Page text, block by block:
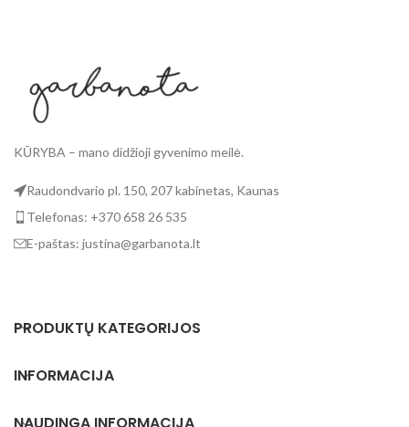
KŪRYBA – mano didžioji gyvenimo meilė.
Raudondvario pl. 150, 207 kabinetas, Kaunas
Telefonas: +370 658 26 535
E-paštas: justina@garbanota.lt
PRODUKTŲ KATEGORIJOS
INFORMACIJA